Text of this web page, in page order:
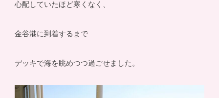
心配していたほど寒くなく、
金谷港に到着するまで
デッキで海を眺めつつ過ごせました。